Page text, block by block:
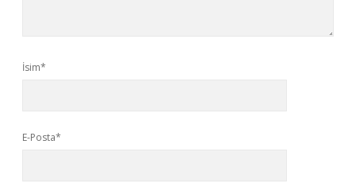
İsim*
E-Posta*